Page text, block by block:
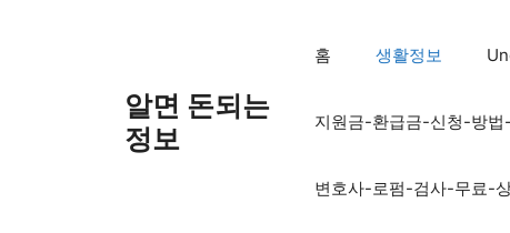
알면 돈되는
정보
홈 생활정보
지원금-환급금-신청-방
변호사-로펌-검사-무료-